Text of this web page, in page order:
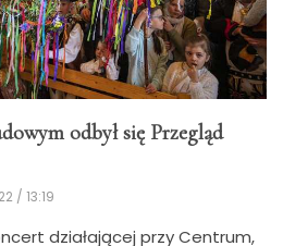
odbył się Przegląd
/ 13:19
działającej przy Centrum,